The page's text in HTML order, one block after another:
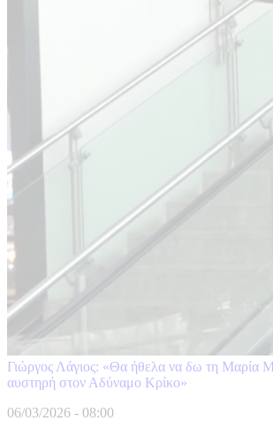
Γιώργος Λάγιος: «Θα ήθελα να δω τη Μαρία
αυστηρή στον Αδύναμο Κρίκο»
06/03/2026 - 08:00